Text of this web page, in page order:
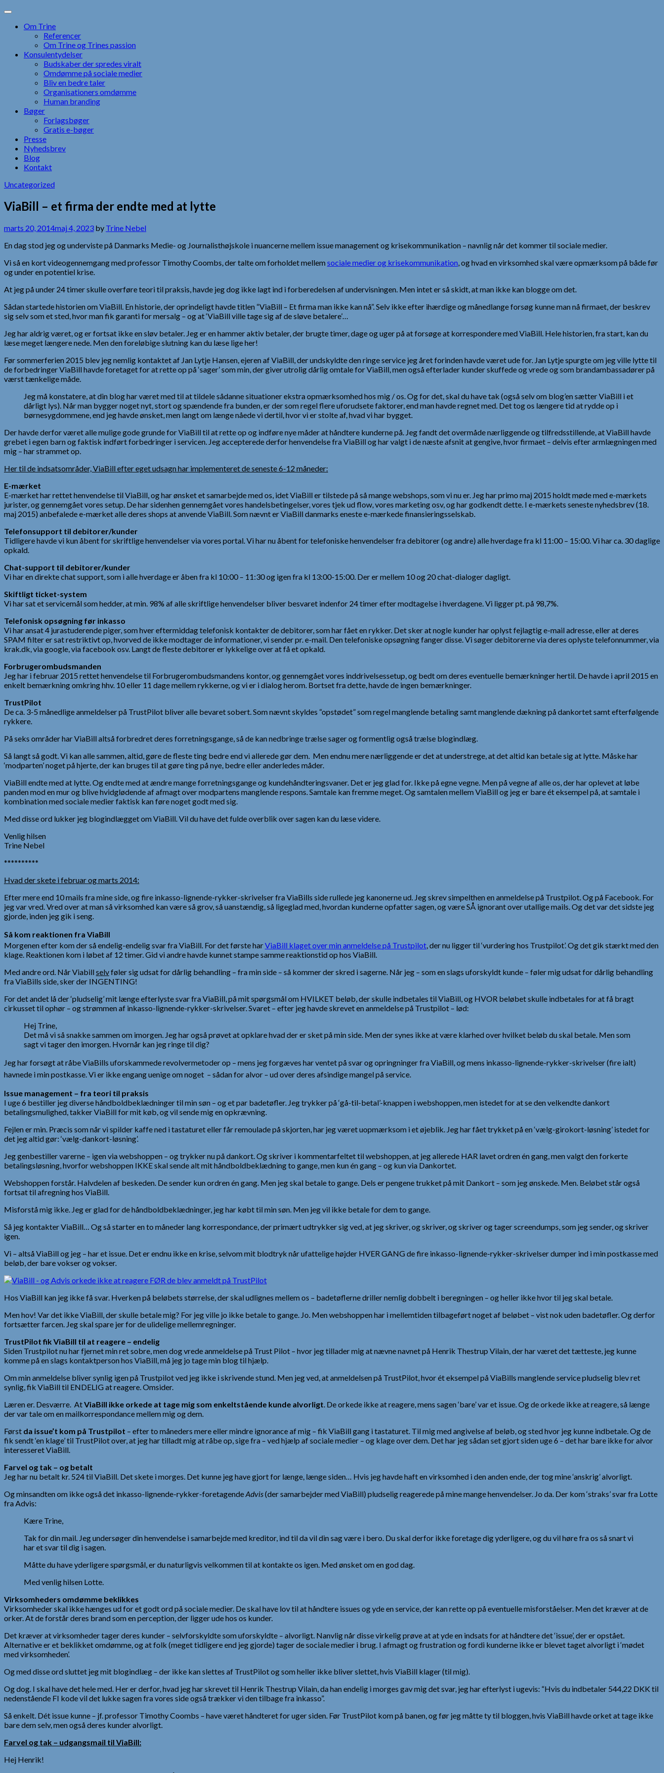
Skip
contentOm Trine
Referencer
Om Trine og Trines passion
Konsulentydelser
Budskaber der spredes viralt
Omdømme på sociale medier
Bliv en bedre taler
Organisationers omdømme
Human branding
Bøger
Forlagsbøger
Gratis e-bøger
Presse
Nyhedsbrev
Blog
Kontakt
Uncategorized
ViaBill – et firma der endte med at lytte
marts 20, 2014maj 4, 2023 by Trine Nebel
En dag stod jeg og underviste på Danmarks Medie- og Journalisthøjskole i nuancerne mellem issue management og krisekommunikation – navnlig når det kommer til sociale medier.
Vi så en kort videogennemgang med professor Timothy Coombs, der talte om forholdet mellemsociale medier og krisekommunikation, og hvad en virksomhed skal være opmærksom på både før
og under en potentiel krise.
At jeg på under 24 timer skulle overføre teori til praksis, havde jeg dog ikke lagt ind i forberedelsen af undervisningen. Men intet er så skidt, at man ikke kan blogge om det.
Sådan startede historien om ViaBill. En historie, der oprindeligt havde titlen “ViaBill – Et firma man ikke kan nå”. Selv ikke efter ihærdige og månedlange forsøg kunne man nå firmaet, der beskrev
sig selv som et sted, hvor man fik garanti for mersalg – og at ‘ViaBill ville tage sig af de sløve betalere’…
Jeg har aldrig været, og er fortsat ikke en sløv betaler. Jeg er en hammer aktiv betaler, der brugte timer, dage og uger på at forsøge at korrespondere med ViaBill. Hele historien, fra start, kan du
læse meget længere nede. Men den foreløbige slutning kan du læse lige her!
Før sommerferien 2015 blev jeg nemlig kontaktet af Jan Lytje Hansen, ejeren af ViaBill, der undskyldte den ringe service jeg året forinden havde været ude for. Jan Lytje spurgte om jeg ville lytte til
de forbedringer ViaBill havde foretaget for at rette op på ‘sager’ som min, der giver utrolig dårlig omtale for ViaBill, men også efterlader kunder skuffede og vrede og som brandambassadører på
værst tænkelige måde.
Jeg må konstatere, at din blog har været med til at tildele sådanne situationer ekstra opmærksomhed hos mig / os. Og for det, skal du have tak (også selv om blog’en sætter ViaBill i et
dårligt lys). Når man bygger noget nyt, stort og spændende fra bunden, er der som regel flere uforudsete faktorer, end man havde regnet med. Det tog os længere tid at rydde op i
børnesygdommene, end jeg havde ønsket, men langt om længe nåede vi dertil, hvor vi er stolte af, hvad vi har bygget.
Der havde derfor været alle mulige gode grunde for ViaBill til at rette op og indføre nye måder at håndtere kunderne på. Jeg fandt det overmåde nærliggende og tilfredsstillende, at ViaBill havde
grebet i egen barn og faktisk indført forbedringer i servicen. Jeg accepterede derfor henvendelse fra ViaBill og har valgt i de næste afsnit at gengive, hvor firmaet – delvis efter armlægningen med
mig – har strammet op.
Her til de indsatsområder, ViaBill efter eget udsagn har implementeret de seneste 6-12 måneder:
E-mærket
E-mærket har rettet henvendelse til ViaBill, og har ønsket et samarbejde med os, idet ViaBill er tilstede på så mange webshops, som vi nu er. Jeg har primo maj 2015 holdt møde med e-mærkets
jurister, og gennemgået vores setup. De har sidenhen gennemgået vores handelsbetingelser, vores tjek ud flow, vores marketing osv, og har godkendt dette. I e-mærkets seneste nyhedsbrev (18.
maj 2015) anbefalede e-mærket alle deres shops at anvende ViaBill. Som nævnt er ViaBill danmarks eneste e-mærkede finansieringsselskab.
Telefonsupport til debitorer/kunder
Tidligere havde vi kun åbent for skriftlige henvendelser via vores portal. Vi har nu åbent for telefoniske henvendelser fra debitorer (og andre) alle hverdage fra kl 11:00 – 15:00. Vi har ca. 30 daglige
opkald.
Chat-support til debitorer/kunder
Vi har en direkte chat support, som i alle hverdage er åben fra kl 10:00 – 11:30 og igen fra kl 13:00-15:00. Der er mellem 10 og 20 chat-dialoger dagligt.
Skiftligt ticket-system
Vi har sat et servicemål som hedder, at min. 98% af alle skriftlige henvendelser bliver besvaret indenfor 24 timer efter modtagelse i hverdagene. Vi ligger pt. på 98,7%.
Telefonisk opsøgning før inkasso
Vi har ansat 4 jurastuderende piger, som hver eftermiddag telefonisk kontakter de debitorer, som har fået en rykker. Det sker at nogle kunder har oplyst fejlagtig e-mail adresse, eller at deres
SPAM filter er sat restriktivt op, hvorved de ikke modtager de informationer, vi sender pr. e-mail. Den telefoniske opsøgning fanger disse. Vi søger debitorerne via deres oplyste telefonnummer, via
krak.dk, via google, via facebook osv. Langt de fleste debitorer er lykkelige over at få et opkald.
Forbrugerombudsmanden
Jeg har i februar 2015 rettet henvendelse til Forbrugerombudsmandens kontor, og gennemgået vores inddrivelsessetup, og bedt om deres eventuelle bemærkninger hertil. De havde i april 2015 en
enkelt bemærkning omkring hhv. 10 eller 11 dage mellem rykkerne, og vi er i dialog herom. Bortset fra dette, havde de ingen bemærkninger.
TrustPilot
De ca. 3-5 månedlige anmeldelser på TrustPilot bliver alle bevaret sobert. Som nævnt skyldes “opstødet” som regel manglende betaling samt manglende dækning på dankortet samt efterfølgende
rykkere.
På seks områder har ViaBill altså forbredret deres forretningsgange, så de kan nedbringe trælse sager og formentlig også trælse blogindlæg.
Så langt så godt. Vi kan alle sammen, altid, gøre de fleste ting bedre end vi allerede gør dem. Men endnu mere nærliggende er det at understrege, at det altid kan betale sig at lytte. Måske har
‘modparten’ noget på hjerte, der kan bruges til at gøre ting på nye, bedre eller anderledes måder.
ViaBill endte med at lytte. Og endte med at ændre mange forretningsgange og kundehåndteringsvaner. Det er jeg glad for. Ikke på egne vegne. Men på vegne af alle os, der har oplevet at løbe
panden mod en mur og blive hvidglødende af afmagt over modpartens manglende respons. Samtale kan fremme meget. Og samtalen mellem ViaBill og jeg er bare ét eksempel på, at samtale i
kombination med sociale medier faktisk kan føre noget godt med sig.
Med disse ord lukker jeg blogindlægget om ViaBill. Vil du have det fulde overblik over sagen kan du læse videre.
Venlig hilsen
Trine Nebel
**********
Hvad der skete i februar og marts 2014:
Efter mere end 10 mails fra mine side, og fire inkasso-lignende-rykker-skrivelser fra ViaBills side rullede jeg kanonerne ud. Jeg skrev simpelthen en anmeldelse på Trustpilot. Og på Facebook. For
jeg var vred. Vred over at man så virksomhed kan være så grov, så uanstændig, så ligeglad med, hvordan kunderne opfatter sagen, og være SÅ ignorant over utallige mails. Og det var det sidste jeg
gjorde, inden jeg gik i seng.
Så kom reaktionen fra ViaBill
Morgenen efter kom der så endelig-endelig svar fra ViaBill. For det første harViaBill klaget over min anmeldelse på Trustpilot, der nu ligger til ‘vurdering hos Trustpilot’. Og det gik stærkt med den
klage. Reaktionen kom i løbet af 12 timer. Gid vi andre havde kunnet stampe samme reaktionstid op hos ViaBill.
Med andre ord. Når Viabillselvføler sig udsat for dårlig behandling – fra min side – så kommer der skred i sagerne. Når jeg – som en slags uforskyldt kunde – føler mig udsat for dårlig behandling
fra ViaBills side, sker der INGENTING!
For det andet lå der ‘pludselig’ mit længe efterlyste svar fra ViaBill, på mit spørgsmål om HVILKET beløb, der skulle indbetales til ViaBill, og HVOR beløbet skulle indbetales for at få bragt
cirkusset til ophør – og strømmen af inkasso-lignende-rykker-skrivelser. Svaret – efter jeg havde skrevet en anmeldelse på Trustpilot – lød:
Hej Trine,
Det må vi så snakke sammen om imorgen. Jeg har også prøvet at opklare hvad der er sket på min side. Men der synes ikke at være klarhed over hvilket beløb du skal betale. Men som
sagt vi tager den imorgen. Hvornår kan jeg ringe til dig?
Jeg har forsøgt at råbe ViaBills uforskammede revolvermetoder op – mens jeg forgæves har ventet på svar og opringninger fra ViaBill, og mens inkasso-lignende-rykker-skrivelser (fire ialt)
havnede i min postkasse. Vi er ikke engang uenige om noget – sådan for alvor – ud over deres afsindige mangel på service.
Issue management – fra teori til praksis
I uge 6 bestiller jeg diverse håndboldbeklædninger til min søn – og et par badetøfler. Jeg trykker på ‘gå-til-betal’-knappen i webshoppen, men istedet for at se den velkendte dankort
betalingsmulighed, takker ViaBill for mit køb, og vil sende mig en opkrævning.
Fejlen er min. Præcis som når vi spilder kaffe ned i tastaturet eller får remoulade på skjorten, har jeg været uopmærksom i et øjeblik. Jeg har fået trykket på en ‘vælg-girokort-løsning’ istedet for
det jeg altid gør: ‘vælg-dankort-løsning’.
Jeg genbestiller varerne – igen via webshoppen – og trykker nu på dankort. Og skriver i kommentarfeltet til webshoppen, at jeg allerede HAR lavet ordren én gang, men valgt den forkerte
betalingsløsning, hvorfor webshoppen IKKE skal sende alt mit håndboldbeklædning to gange, men kun én gang – og kun via Dankortet.
Webshoppen forstår. Halvdelen af beskeden. De sender kun ordren én gang. Men jeg skal betale to gange. Dels er pengene trukket på mit Dankort – som jeg ønskede. Men. Beløbet står også
fortsat til afregning hos ViaBill.
Misforstå mig ikke. Jeg er glad for de håndboldbeklædninger, jeg har købt til min søn. Men jeg vil ikke betale for dem to gange.
Så jeg kontakter ViaBill… Og så starter en to måneder lang korrespondance, der primært udtrykker sig ved, at jeg skriver, og skriver, og skriver og tager screendumps, som jeg sender, og skriver
igen.
Vi – altså ViaBill og jeg – har et issue. Det er endnu ikke en krise, selvom mit blodtryk når ufattelige højder HVER GANG de fire inkasso-lignende-rykker-skrivelser dumper ind i min postkasse med
beløb, der bare vokser og vokser.
Hos ViaBill kan jeg ikke få svar. Hverken på beløbets størrelse, der skal udlignes mellem os – badetøflerne driller nemlig dobbelt i beregningen – og heller ikke hvor til jeg skal betale.
Men hov! Var det ikke ViaBill, der skulle betale mig? For jeg ville jo ikke betale to gange. Jo. Men webshoppen har i mellemtiden tilbageført noget af beløbet – vist nok uden badetøfler. Og derfor
fortsætter farcen. Jeg skal spare jer for de ulidelige mellemregninger.
TrustPilot fik ViaBill til at reagere – endelig
Siden Trustpilot nu har fjernet min ret sobre, men dog vrede anmeldelse på Trust Pilot – hvor jeg tillader mig at nævne navnet på Henrik Thestrup Vilain, der har været det tætteste, jeg kunne
komme på en slags kontaktperson hos ViaBill, må jeg jo tage min blog til hjælp.
Om min anmeldelse bliver synlig igen på Trustpilot ved jeg ikke i skrivende stund. Men jeg ved, at anmeldelsen på TrustPilot, hvor ét eksempel på ViaBills manglende service pludselig blev ret
synlig, fik ViaBill til ENDELIG at reagere. Omsider.
Læren er. Desværre. AtViaBill ikke orkede at tage mig som enkeltstående kunde alvorligt. De orkede ikke at reagere, mens sagen ‘bare’ var et issue. Og de orkede ikke at reagere, så længe
der var tale om en mailkorrespondance mellem mig og dem.
Først da issue’t kom på Trustpilot – efter to måneders mere eller mindre ignorance af mig – fik ViaBill gang i tastaturet. Til mig med angivelse af beløb, og sted hvor jeg kunne indbetale. Og de
fik sendt ‘en klage’ til TrustPilot over, at jeg har tilladt mig at råbe op, sige fra – ved hjælp af sociale medier – og klage over dem. Det har jeg sådan set gjort siden uge 6 – det har bare ikke for alvor
interesseret ViaBill.
Farvel og tak – og betalt
Jeg har nu betalt kr. 524 til ViaBill. Det skete i morges. Det kunne jeg have gjort for længe, længe siden… Hvis jeg havde haft en virksomhed i den anden ende, der tog mine ‘anskrig’ alvorligt.
Og minsandten om ikke også det inkasso-lignende-rykker-foretagendeAdvis(der samarbejder med ViaBill) pludselig reagerede på mine mange henvendelser. Jo da. Der kom ‘straks’ svar fra Lotte
fra Advis:
Kære Trine,
Tak for din mail. Jeg undersøger din henvendelse i samarbejde med kreditor, ind til da vil din sag være i bero. Du skal derfor ikke foretage dig yderligere, og du vil høre fra os så snart vi
har et svar til dig i sagen.
Måtte du have yderligere spørgsmål, er du naturligvis velkommen til at kontakte os igen. Med ønsket om en god dag.
Med venlig hilsen Lotte.
Virksomheders omdømme beklikkes
Virksomheder skal ikke hænges ud for et godt ord på sociale medier. De skal have lov til at håndtere issues og yde en service, der kan rette op på eventuelle misforståelser. Men det kræver at de
orker. At de forstår deres brand som en perception, der ligger ude hos os kunder.
Det kræver at virksomheder tager deres kunder – selvforskyldte som uforskyldte – alvorligt. Nanvlig når disse virkelig prøve at at yde en indsats for at håndtere det ‘issue’, der er opstået.
Alternative er et beklikket omdømme, og at folk (meget tidligere end jeg gjorde) tager de sociale medier i brug. I afmagt og frustration og fordi kunderne ikke er blevet taget alvorligt i ‘mødet
med virksomheden’.
Og med disse ord sluttet jeg mit blogindlæg – der ikke kan slettes af TrustPilot og som heller ikke bliver slettet, hvis ViaBill klager (til mig).
Og dog. I skal have det hele med. Her er derfor, hvad jeg har skrevet til Henrik Thestrup Vilain, da han endelig i morges gav mig det svar, jeg har efterlyst i ugevis: “Hvis du indbetaler 544,22 DKK til
nedenstående FI kode vil det lukke sagen fra vores side også trækker vi den tilbage fra inkasso”.
Så enkelt. Dét issue kunne – jf. professor Timothy Coombs – have været håndteret for uger siden. Før TrustPilot kom på banen, og før jeg måtte ty til bloggen, hvis ViaBill havde orket at tage ikke
bare dem selv, men også deres kunder alvorligt.
Farvel og tak – udgangsmail til ViaBill:
Hej Henrik!